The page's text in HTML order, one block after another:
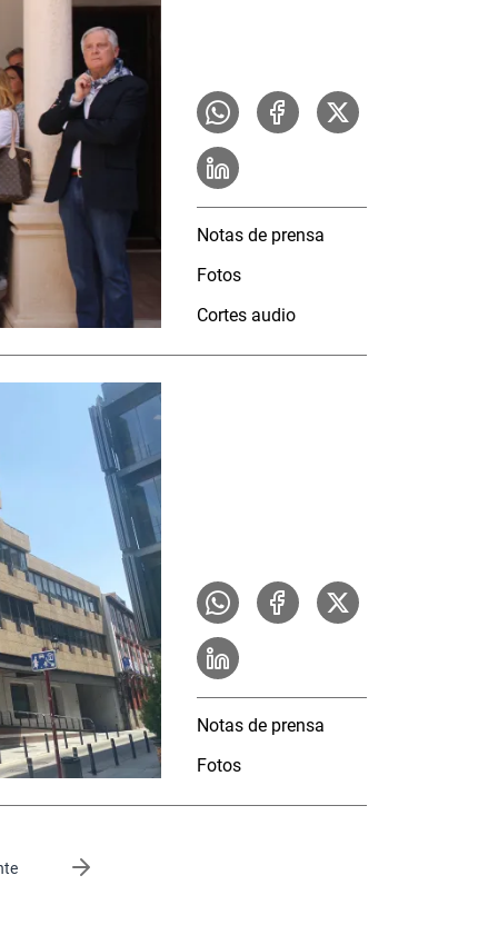
Notas de prensa
Fotos
Cortes audio
Notas de prensa
Fotos